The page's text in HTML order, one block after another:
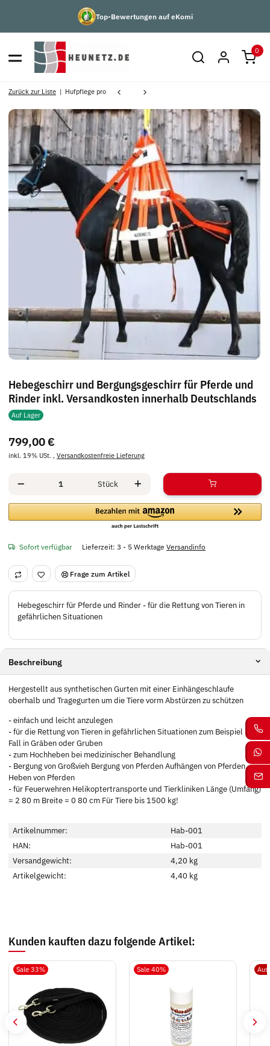
Top-Bewertungen auf eKomi
0
Zurück zur Liste Hufpflege pro
Hebegeschirr und Bergungsgeschirr für Pferde und
Rinder inkl. Versandkosten innerhalb Deutschlands
Auf Lager
799,00 €
inkl. 19% USt. , Versandkostenfreie Lieferung
Stück
Sofort verfügbar Lieferzeit: 3 - 5 Werktage Versandinfo
Frage zum Artikel
Hebegeschirr für Pferde und Rinder - für die Rettung von Tieren in
gefährlichen Situationen
Beschreibung
Hergestellt aus synthetischen Gurten mit einer Einhängeschlaufe
oberhalb und Tragegurten um die Tiere vorm Abstürzen zu schützen
- einfach und leicht anzulegen
- für die Rettung von Tieren in gefährlichen Situationen zum Beispiel bei
Fall in Gräben oder Gruben
- zum Hochheben bei medizinischer Behandlung
- Bergung von Großvieh Bergung von Pferden Aufhängen von Pferden
Heben von Pferden
- für Feuerwehren Helikoptertransporte und Tierkliniken Länge (Umfang)
= 2 80 m Breite = 0 80 cm Für Tiere bis 1500 kg!
Artikelnummer:
Hab-001
HAN:
Hab-001
Versandgewicht:
4,20 kg
Artikelgewicht:
4,40 kg
Kunden kauften dazu folgende Artikel:
Sale 33% Sale 40%